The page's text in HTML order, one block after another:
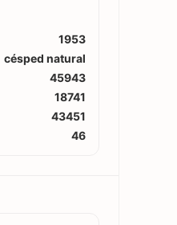
1953
césped natural
45943
18741
43451
46